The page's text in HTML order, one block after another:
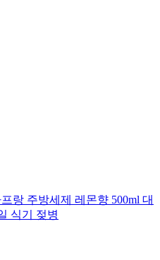
랑 주방세제 레몬향 500ml 대
식기 젖병